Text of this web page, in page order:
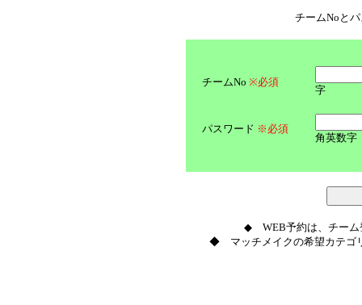
チームNoと
チームNo ※必須
字
パスワード ※必須
角英数字
◆ WEB予約は、チーム
◆ マッチメイクの希望カテゴ